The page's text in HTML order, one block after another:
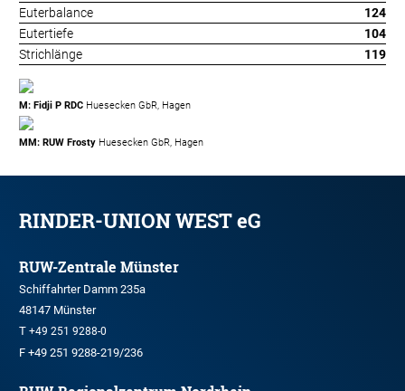
Euterbalance
124
Eutertiefe
104
Strichlänge
119
M: Fidji P RDC Huesecken GbR, Hagen
MM: RUW Frosty Huesecken GbR, Hagen
RINDER-UNION WEST eG
RUW-Zentrale Münster
Schiffahrter Damm 235a
48147 Münster
T +49 251 9288-0
F +49 251 9288-219/236